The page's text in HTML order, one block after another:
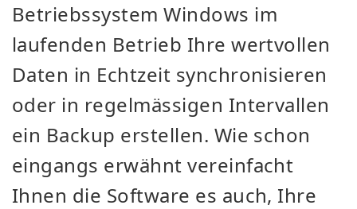
Betriebssystem Windows im
laufenden Betrieb Ihre wertvollen
Daten in Echtzeit synchronisieren
oder in regelmässigen Intervallen
ein Backup erstellen. Wie schon
eingangs erwähnt vereinfacht
Ihnen die Software es auch, Ihre